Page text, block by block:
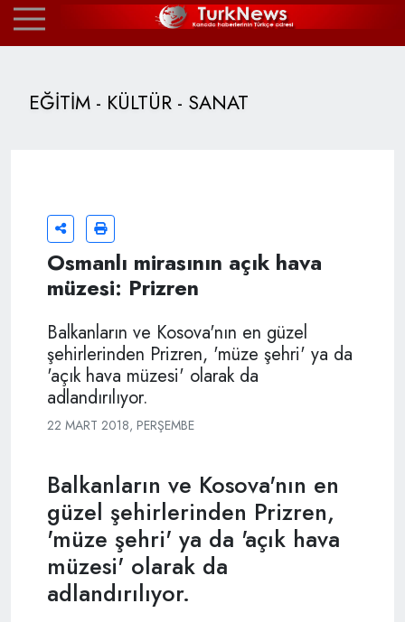
EĞİTİM - KÜLTÜR - SANAT
Osmanlı mirasının açık hava
müzesi: Prizren
Balkanların ve Kosova'nın en güzel
şehirlerinden Prizren, 'müze şehri' ya da
'açık hava müzesi' olarak da
adlandırılıyor.
22 MART 2018, PERŞEMBE
Balkanların ve Kosova'nın en
güzel şehirlerinden Prizren,
'müze şehri' ya da 'açık hava
müzesi' olarak da
adlandırılıyor.